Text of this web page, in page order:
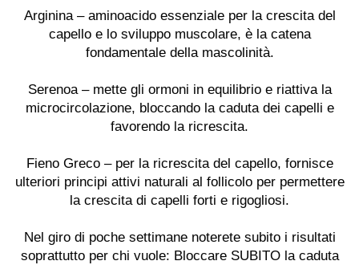
Arginina– aminoacido essenziale per la crescita del
capello e lo sviluppo muscolare, è la catena
fondamentale della mascolinità.
Serenoa– mette gli ormoni in equilibrio e riattiva la
microcircolazione, bloccando la caduta dei capelli e
favorendo la ricrescita.
Fieno Greco– per la ricrescita del capello, fornisce
ulteriori principi attivi naturali al follicolo per permettere
la crescita di capelli forti e rigogliosi.
Nel giro di poche settimane noterete subito i risultati
soprattutto per chi vuole: Bloccare SUBITO la caduta